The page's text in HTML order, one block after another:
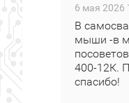
6 мая 2026
В
мыши -в
400‑12К.
спасибо!